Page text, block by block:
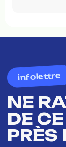
infolettre
NE
DE
PRÈS